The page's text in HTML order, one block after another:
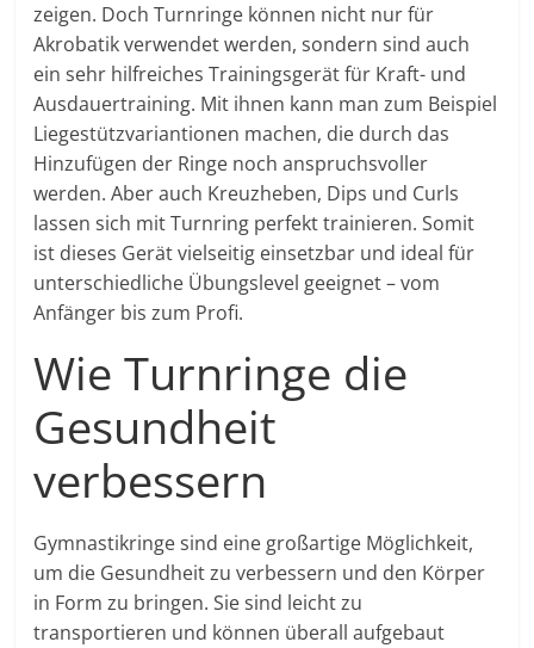
zeigen. Doch Turnringe können nicht nur für
Akrobatik verwendet werden, sondern sind auch
ein sehr hilfreiches Trainingsgerät für Kraft- und
Ausdauertraining. Mit ihnen kann man zum Beispiel
Liegestützvariantionen machen, die durch das
Hinzufügen der Ringe noch anspruchsvoller
werden. Aber auch Kreuzheben, Dips und Curls
lassen sich mit Turnring perfekt trainieren. Somit
ist dieses Gerät vielseitig einsetzbar und ideal für
unterschiedliche Übungslevel geeignet – vom
Anfänger bis zum Profi.
Wie Turnringe die
Gesundheit
verbessern
Gymnastikringe sind eine großartige Möglichkeit,
um die Gesundheit zu verbessern und den Körper
in Form zu bringen. Sie sind leicht zu
transportieren und können überall aufgebaut